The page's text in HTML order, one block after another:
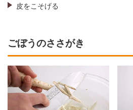
皮をこそげる
ごぼうのささがき